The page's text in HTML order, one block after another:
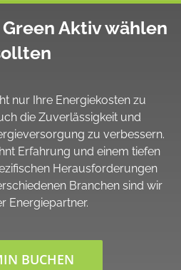
Aktiv wählen
nur Ihre Energiekosten zu
die Zuverlässigkeit und
zu verbessern.
Erfahrung und einem tiefen
Herausforderungen
Branchen sind wir
Energiepartner.
BUCHEN